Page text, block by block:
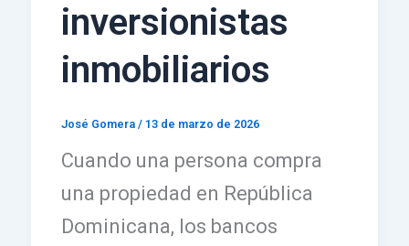
inversionistas
inmobiliarios
José Gomera / 13 de marzo de 2026
Cuando una persona compra
una propiedad en República
Dominicana, los bancos